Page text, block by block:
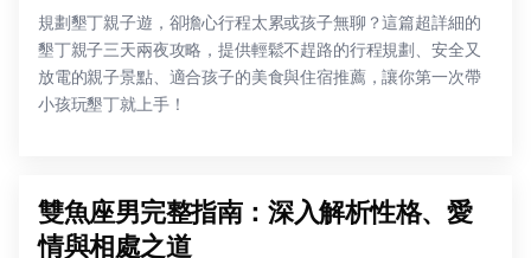
規劃墾丁親子遊，卻擔心行程太累或孩子無聊？這篇超詳細的
墾丁親子三天兩夜攻略，提供輕鬆不趕路的行程規劃、安全又
放電的親子景點、適合孩子的美食與住宿推薦，讓你第一次帶
小孩玩墾丁就上手！
雙魚座男完整指南：深入解析性格、愛
情與相處之道